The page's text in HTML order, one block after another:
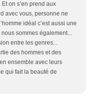
on s’en prend aux
avec vous, personne ne
idéal c’est aussi une
sommes également...
entre les genres...
des hommes et des
ensemble avec leurs
qui fait la beauté de